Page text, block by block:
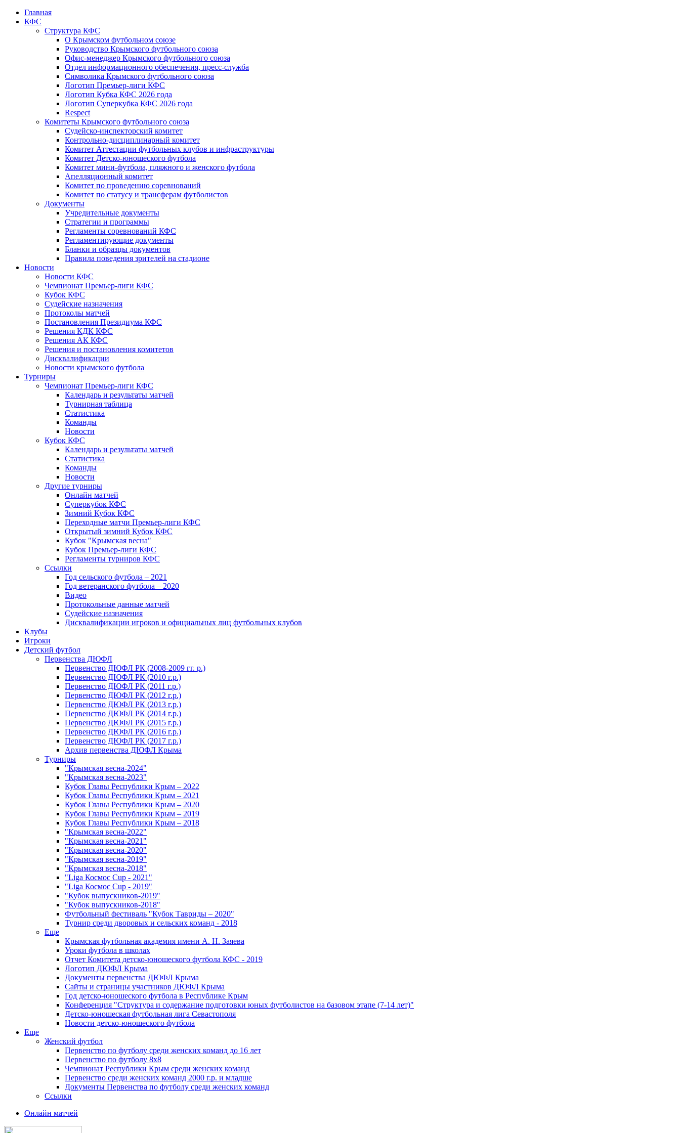
Главная
КФС
Структура КФС
О Крымском футбольном союзе
Руководство Крымского футбольного союза
Офис-менеджер Крымского футбольного союза
Отдел информационного обеспечения, пресс-служба
Символика Крымского футбольного союза
Логотип Премьер-лиги КФС
Логотип Кубка КФС 2026 года
Логотип Суперкубка КФС 2026 года
Respect
Комитеты Крымского футбольного союза
Судейско-инспекторский комитет
Контрольно-дисциплинарный комитет
Комитет Аттестации футбольных клубов и инфраструктуры
Комитет Детско-юношеского футбола
Комитет мини-футбола, пляжного и женского футбола
Апелляционный комитет
Комитет по проведению соревнований
Комитет по статусу и трансферам футболистов
Документы
Учредительные документы
Стратегии и программы
Регламенты соревнований КФС
Регламентирующие документы
Бланки и образцы документов
Правила поведения зрителей на стадионе
Новости
Новости КФС
Чемпионат Премьер-лиги КФС
Кубок КФС
Судейские назначения
Протоколы матчей
Постановления Президиума КФС
Решения КДК КФС
Решения АК КФС
Решения и постановления комитетов
Дисквалификации
Новости крымского футбола
Турниры
Чемпионат Премьер-лиги КФС
Календарь и результаты матчей
Турнирная таблица
Статистика
Команды
Новости
Кубок КФС
Календарь и результаты матчей
Статистика
Команды
Новости
Другие турниры
Онлайн матчей
Суперкубок КФС
Зимний Кубок КФС
Переходные матчи Премьер-лиги КФС
Открытый зимний Кубок КФС
Кубок "Крымская весна"
Кубок Премьер-лиги КФС
Регламенты турниров КФС
Ссылки
Год сельского футбола – 2021
Год ветеранского футбола – 2020
Видео
Протокольные данные матчей
Судейские назначения
Дисквалификации игроков и официальных лиц футбольных клубов
Клубы
Игроки
Детский футбол
Первенства ДЮФЛ
Первенство ДЮФЛ РК (2008-2009 гг. р.)
Первенство ДЮФЛ РК (2010 г.р.)
Первенство ДЮФЛ РК (2011 г.р.)
Первенство ДЮФЛ РК (2012 г.р.)
Первенство ДЮФЛ РК (2013 г.р.)
Первенство ДЮФЛ РК (2014 г.р.)
Первенство ДЮФЛ РК (2015 г.р.)
Первенство ДЮФЛ РК (2016 г.р.)
Первенство ДЮФЛ РК (2017 г.р.)
Архив первенства ДЮФЛ Крыма
Турниры
"Крымская весна-2024"
"Крымская весна-2023"
Кубок Главы Республики Крым – 2022
Кубок Главы Республики Крым – 2021
Кубок Главы Республики Крым – 2020
Кубок Главы Республики Крым – 2019
Кубок Главы Республики Крым – 2018
"Крымская весна-2022"
"Крымская весна-2021"
"Крымская весна-2020"
"Крымская весна-2019"
"Крымская весна-2018"
"Liga Космос Cup - 2021"
"Liga Космос Cup - 2019"
"Кубок выпускников-2019"
"Кубок выпускников-2018"
Футбольный фестиваль "Кубок Тавриды – 2020"
Турнир среди дворовых и сельских команд - 2018
Еще
Крымская футбольная академия имени А. Н. Заяева
Уроки футбола в школах
Отчет Комитета детско-юношеского футбола КФС - 2019
Логотип ДЮФЛ Крыма
Документы первенства ДЮФЛ Крыма
Сайты и страницы участников ДЮФЛ Крыма
Год детско-юношеского футбола в Республике Крым
Конференция "Структура и содержание подготовки юных футболистов на базовом этапе (7-14 лет)"
Детско-юношеская футбольная лига Севастополя
Новости детско-юношеского футбола
Еще
Женский футбол
Первенство по футболу среди женских команд до 16 лет
Первенство по футболу 8х8
Чемпионат Республики Крым среди женских команд
Первенство среди женских команд 2000 г.р. и младше
Документы Первенства по футболу среди женских команд
Ссылки
Онлайн матчей